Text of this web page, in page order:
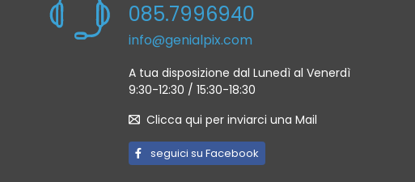
085.7996940
info@genialpix.com
A tua disposizione dal Lunedì al Venerdì
9:30-12:30 / 15:30-18:30
Clicca qui per inviarci una Mail
seguici su Facebook